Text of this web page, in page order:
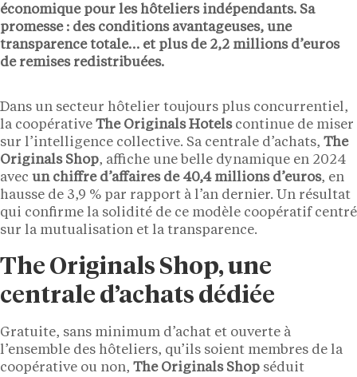
économique pour les hôteliers indépendants. Sa
promesse : des conditions avantageuses, une
transparence totale… et plus de 2,2 millions d’euros
de remises redistribuées.
Dans un secteur hôtelier toujours plus concurrentiel,
la coopérative The Originals Hotelscontinue de miser
sur l’intelligence collective. Sa centrale d’achats, The
Originals Shop, affiche une belle dynamique en 2024
avec un chiffre d’affaires de 40,4 millions d’euros, en
hausse de 3,9 % par rapport à l’an dernier. Un résultat
qui confirme la solidité de ce modèle coopératif centré
sur la mutualisation et la transparence.
The Originals Shop, une
centrale d’achats dédiée
Gratuite, sans minimum d’achat et ouverte à
l’ensemble des hôteliers, qu’ils soient membres de la
coopérative ou non, The Originals Shop séduit